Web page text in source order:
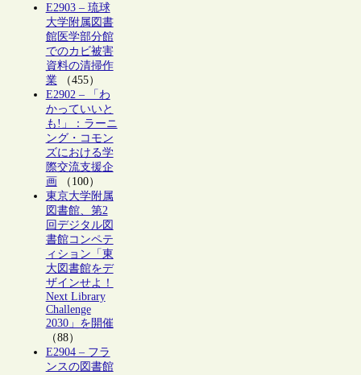
E2903 – 琉球
大学附属図書
館医学部分館
でのカビ被害
資料の清掃作
業（455）
E2902 – 「わ
かっていいと
も!」：ラーニ
ング・コモン
ズにおける学
際交流支援企
画 （100）
東京大学附属
図書館、第2
回デジタル図
書館コンペテ
ィション「東
大図書館をデ
ザインせよ！
Next Library
Challenge
2030」を開催
（88）
E2904 – フラ
ンスの図書館